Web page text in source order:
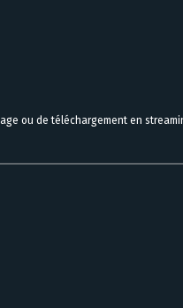
ou de téléchargement en